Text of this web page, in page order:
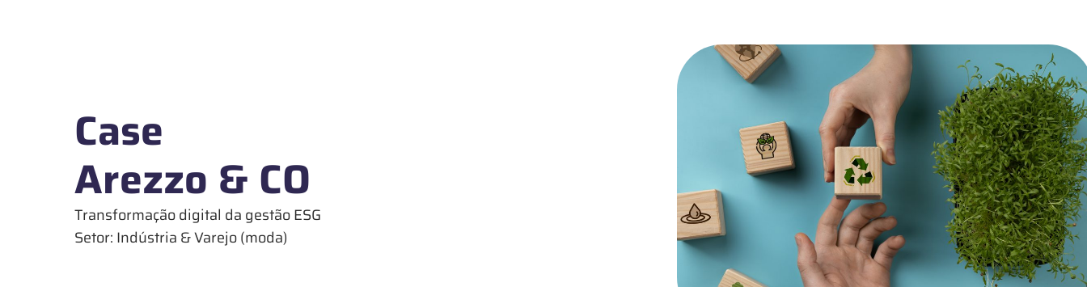
Case
Arezzo & CO
Transformação digital da gestão ESG
Setor: Indústria & Varejo (moda)